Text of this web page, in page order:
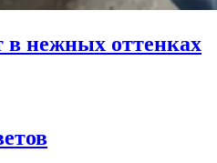
в нежных оттенках